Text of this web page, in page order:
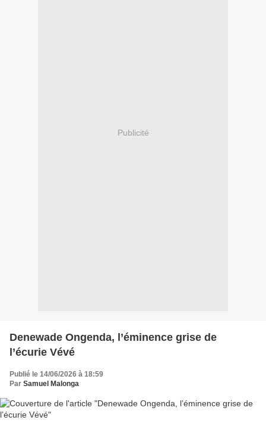
Publicité
Denewade Ongenda, l’éminence grise de
l’écurie Vévé
Publié le 14/06/2026 à 18:59
Par Samuel Malonga